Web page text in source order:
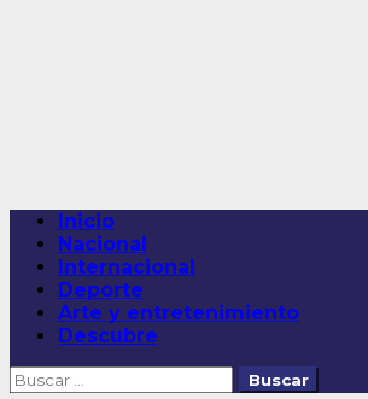
Menú
principal
Inicio
Nacional
Internacional
Deporte
Arte y entretenimiento
Descubre
Buscar: